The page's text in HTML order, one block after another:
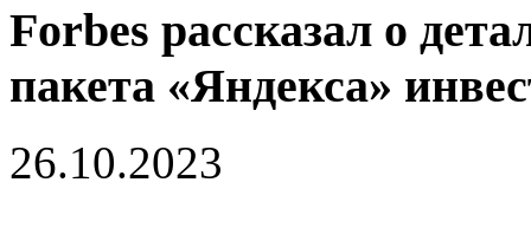
Forbes рассказал о
пакета «Яндекса»
26.10.2023